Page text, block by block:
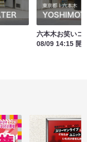
六本木お笑いコ
08/09 14:15 開